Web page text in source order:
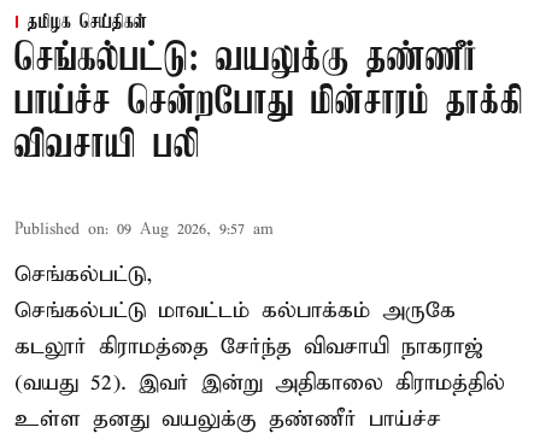
தமிழக செய்திகள்
செங்கல்பட்டு: வயலுக்கு தண்ணீர்
பாய்ச்ச சென்றபோது மின்சாரம் தாக்கி
விவசாயி பலி
Published on: 09 Aug 2026, 9:57 am
செங்கல்பட்டு,
செங்கல்பட்டு மாவட்டம் கல்பாக்கம் அருகே
கடலூர் கிராமத்தை சேர்ந்த விவசாயி நாகராஜ்
(வயது 52). இவர் இன்று அதிகாலை கிராமத்தில்
உள்ள தனது வயலுக்கு தண்ணீர் பாய்ச்ச